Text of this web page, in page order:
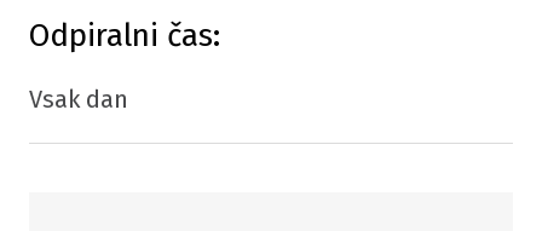
Odpiralni čas:
Vsak dan